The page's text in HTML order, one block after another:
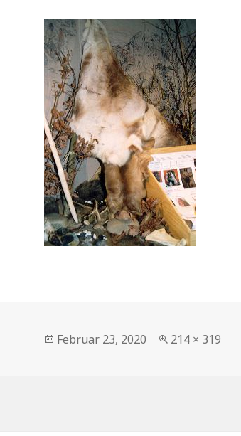
Veröffentlicht
Februar 23, 2020
Volle
214 × 319